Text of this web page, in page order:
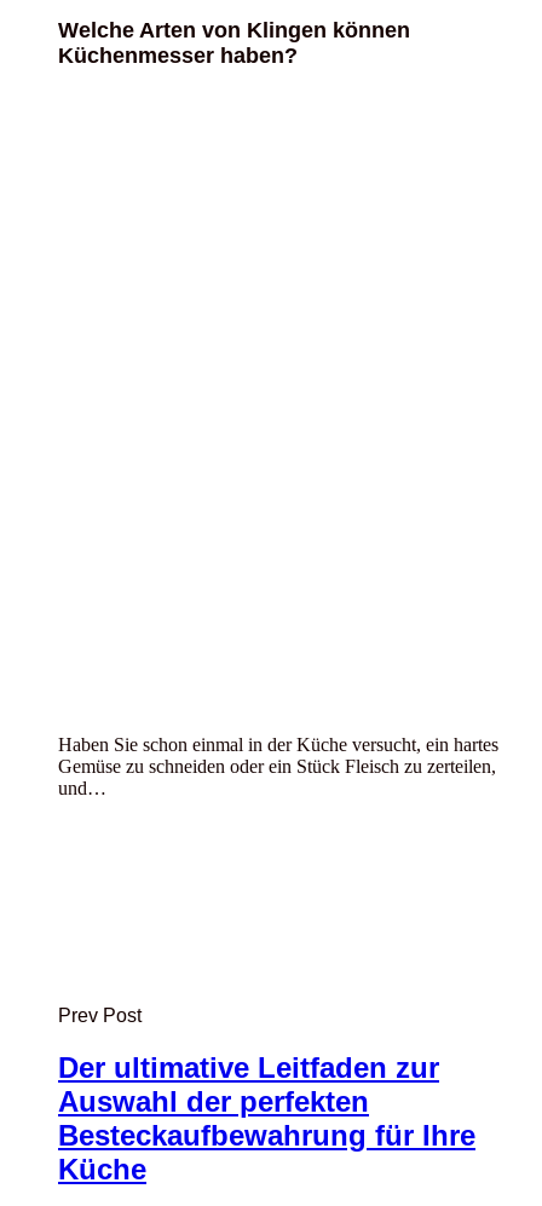
Welche Arten von Klingen können
Küchenmesser haben?
Haben Sie schon einmal in der Küche versucht, ein hartes
Gemüse zu schneiden oder ein Stück Fleisch zu zerteilen,
und…
Prev Post
Der ultimative Leitfaden zur
Auswahl der perfekten
Besteckaufbewahrung für Ihre
Küche